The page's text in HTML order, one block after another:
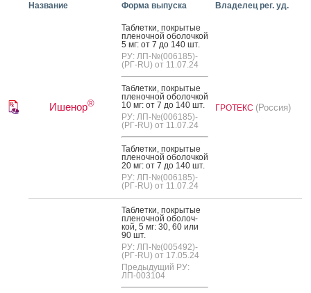
Название Форма выпуска Владелец рег. уд.
Ишенор®
Таб­летки, пок­ры­тые
пле­ноч­ной обо­лоч­кой
5 мг: от 7 до 140 шт.
РУ: ЛП-№(006185)-
(РГ-RU) от 11.07.24
Таб­летки, пок­ры­тые
пле­ноч­ной обо­лоч­кой
10 мг: от 7 до 140 шт.
РУ: ЛП-№(006185)-
(РГ-RU) от 11.07.24
Таб­летки, пок­ры­тые
пле­ноч­ной обо­лоч­кой
20 мг: от 7 до 140 шт.
РУ: ЛП-№(006185)-
(РГ-RU) от 11.07.24
ГРОТЕКС (Россия)
Таб­летки, пок­ры­тые
пле­ноч­ной обо­лоч­
кой, 5 мг: 30, 60 или
90 шт.
РУ: ЛП-№(005492)-
(РГ-RU) от 17.05.24
Предыдущий РУ:
ЛП-003104